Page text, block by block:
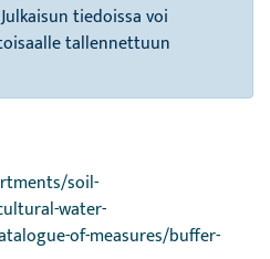
tiedoissa voi
tallennettuun
soil-
water-
of-measures/buffer-